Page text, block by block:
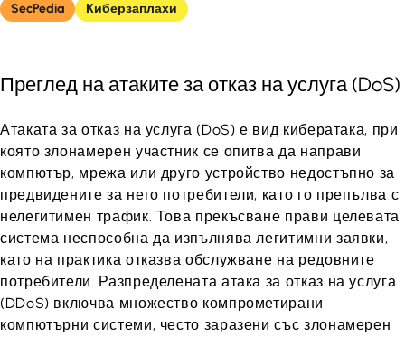
SecPedia Киберзаплахи
Преглед на атаките за отказ на услуга (DoS)
Атаката за отказ на услуга (DoS) е вид кибератака, при
която злонамерен участник се опитва да направи
компютър, мрежа или друго устройство недостъпно за
предвидените за него потребители, като го препълва с
нелегитимен трафик. Това прекъсване прави целевата
система неспособна да изпълнява легитимни заявки,
като на практика отказва обслужване на редовните
потребители. Разпределената атака за отказ на услуга
(DDoS) включва множество компрометирани
компютърни системи, често заразени със злонамерен